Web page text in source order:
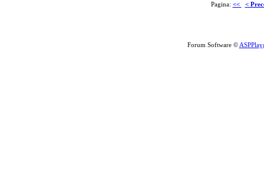
Pagina: << <
Forum Software ©